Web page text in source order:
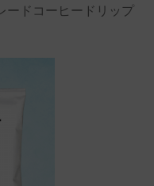
ードコーヒードリップ